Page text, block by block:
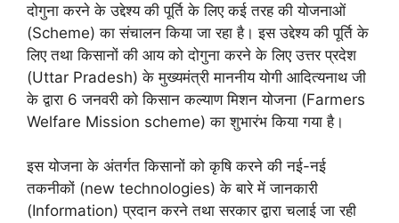
दोगुना करने के उद्देश्य की पूर्ति के लिए कई तरह की योजनाओं
(Scheme) का संचालन किया जा रहा है। इस उद्देश्य की पूर्ति के
लिए तथा किसानों की आय को दोगुना करने के लिए उत्तर प्रदेश
(Uttar Pradesh) के मुख्यमंत्री माननीय योगी आदित्यनाथ जी
के द्वारा 6 जनवरी को किसान कल्याण मिशन योजना (Farmers
Welfare Mission scheme) का शुभारंभ किया गया है।
इस योजना के अंतर्गत किसानों को कृषि करने की नई-नई
तकनीकों (new technologies) के बारे में जानकारी
(Information) प्रदान करने तथा सरकार द्वारा चलाई जा रही